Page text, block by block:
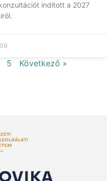
indított a 2027
5 Következő »